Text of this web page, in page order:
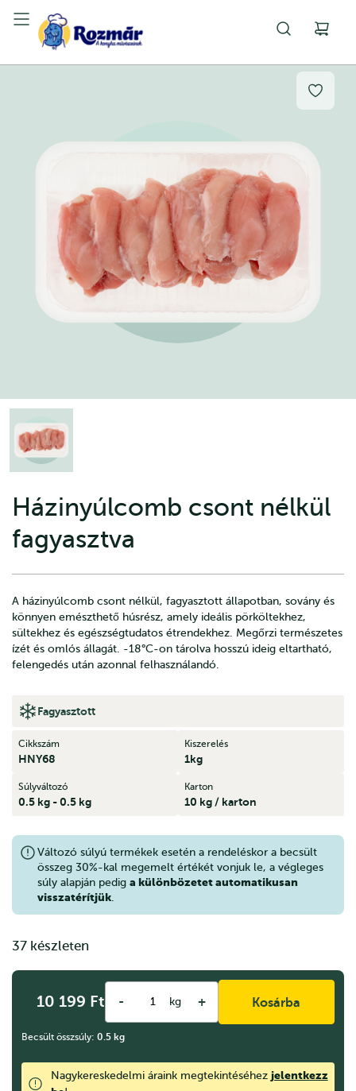
Házinyúlcomb csont nélkül
fagyasztva
A házinyúlcomb csont nélkül, fagyasztott állapotban, sovány és
könnyen emészthető húsrész, amely ideális pörköltekhez,
sültekhez és egészségtudatos étrendekhez. Megőrzi természetes
ízét és omlós állagát. -18°C-on tárolva hosszú ideig eltartható,
felengedés után azonnal felhasználandó.
Fagyasztott
Cikkszám
HNY68
Kiszerelés
1kg
Súlyváltozó
0.5 kg - 0.5 kg
Karton
10 kg / karton
Változó súlyú termékek esetén a rendeléskor a becsült
összeg 30%-kal megemelt értékét vonjuk le, a végleges
súly alapján pedig a különbözetet automatikusan
visszatérítjük
37 készleten
10 199 Ft - kg + Kosárba
Becsült összsúly: 0.5 kg
Nagykereskedelmi áraink megtekintéséhez jelentkezz